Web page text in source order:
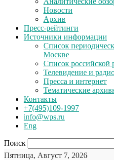
Новости
Архив
Пресс-рейтинги
Источники информации
Список
Москве
Список российской
Телевидение и
Пресса и интернет
Тематические
Контакты
+7(495)109-1997
info@wps.ru
Eng
Поиск
Пятница, Август 7, 2026